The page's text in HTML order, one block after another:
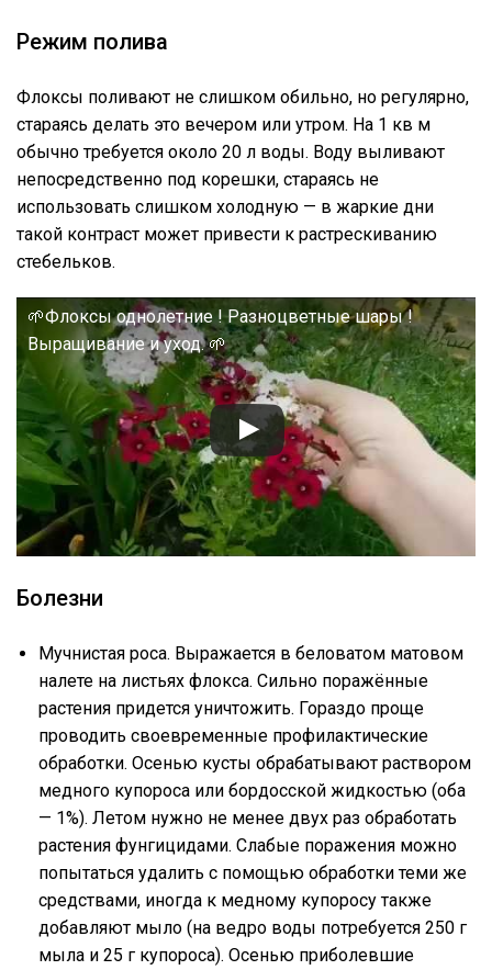
Режим полива
Флоксы поливают не слишком обильно, но регулярно,
стараясь делать это вечером или утром. На 1 кв м
обычно требуется около 20 л воды. Воду выливают
непосредственно под корешки, стараясь не
использовать слишком холодную — в жаркие дни
такой контраст может привести к растрескиванию
стебельков.
🌱Флоксы однолетние ! Разноцветные шары !
Выращивание и уход. 🌱
Болезни
Мучнистая роса. Выражается в беловатом матовом
налете на листьях флокса. Сильно поражённые
растения придется уничтожить. Гораздо проще
проводить своевременные профилактические
обработки. Осенью кусты обрабатывают раствором
медного купороса или бордосской жидкостью (оба
— 1%). Летом нужно не менее двух раз обработать
растения фунгицидами. Слабые поражения можно
попытаться удалить с помощью обработки теми же
средствами, иногда к медному купоросу также
добавляют мыло (на ведро воды потребуется 250 г
мыла и 25 г купороса). Осенью приболевшие